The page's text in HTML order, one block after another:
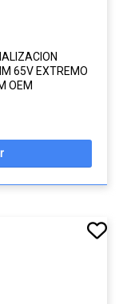
65V EXTREMO
OEM